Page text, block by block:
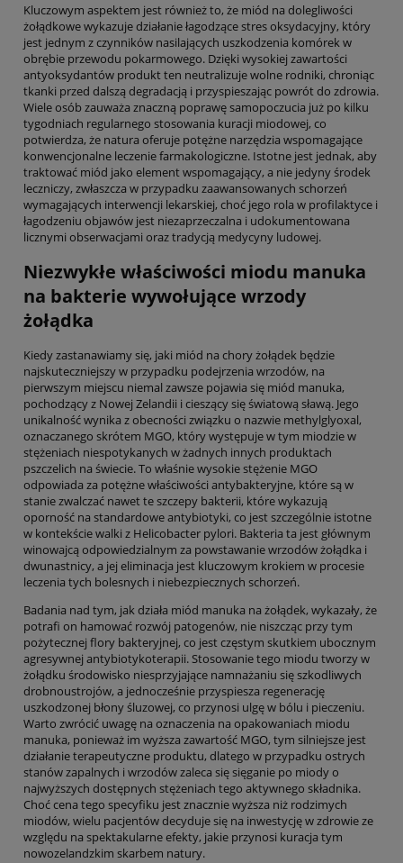
Kluczowym aspektem jest również to, że miód na dolegliwości
żołądkowe wykazuje działanie łagodzące stres oksydacyjny, który
jest jednym z czynników nasilających uszkodzenia komórek w
obrębie przewodu pokarmowego. Dzięki wysokiej zawartości
antyoksydantów produkt ten neutralizuje wolne rodniki, chroniąc
tkanki przed dalszą degradacją i przyspieszając powrót do zdrowia.
Wiele osób zauważa znaczną poprawę samopoczucia już po kilku
tygodniach regularnego stosowania kuracji miodowej, co
potwierdza, że natura oferuje potężne narzędzia wspomagające
konwencjonalne leczenie farmakologiczne. Istotne jest jednak, aby
traktować miód jako element wspomagający, a nie jedyny środek
leczniczy, zwłaszcza w przypadku zaawansowanych schorzeń
wymagających interwencji lekarskiej, choć jego rola w profilaktyce i
łagodzeniu objawów jest niezaprzeczalna i udokumentowana
licznymi obserwacjami oraz tradycją medycyny ludowej.
Niezwykłe właściwości miodu manuka
na bakterie wywołujące wrzody
żołądka
Kiedy zastanawiamy się, jaki miód na chory żołądek będzie
najskuteczniejszy w przypadku podejrzenia wrzodów, na
pierwszym miejscu niemal zawsze pojawia się miód manuka,
pochodzący z Nowej Zelandii i cieszący się światową sławą. Jego
unikalność wynika z obecności związku o nazwie methylglyoxal,
oznaczanego skrótem MGO, który występuje w tym miodzie w
stężeniach niespotykanych w żadnych innych produktach
pszczelich na świecie. To właśnie wysokie stężenie MGO
odpowiada za potężne właściwości antybakteryjne, które są w
stanie zwalczać nawet te szczepy bakterii, które wykazują
oporność na standardowe antybiotyki, co jest szczególnie istotne
w kontekście walki z Helicobacter pylori. Bakteria ta jest głównym
winowajcą odpowiedzialnym za powstawanie wrzodów żołądka i
dwunastnicy, a jej eliminacja jest kluczowym krokiem w procesie
leczenia tych bolesnych i niebezpiecznych schorzeń.
Badania nad tym, jak działa miód manuka na żołądek, wykazały, że
potrafi on hamować rozwój patogenów, nie niszcząc przy tym
pożytecznej flory bakteryjnej, co jest częstym skutkiem ubocznym
agresywnej antybiotykoterapii. Stosowanie tego miodu tworzy w
żołądku środowisko niesprzyjające namnażaniu się szkodliwych
drobnoustrojów, a jednocześnie przyspiesza regenerację
uszkodzonej błony śluzowej, co przynosi ulgę w bólu i pieczeniu.
Warto zwrócić uwagę na oznaczenia na opakowaniach miodu
manuka, ponieważ im wyższa zawartość MGO, tym silniejsze jest
działanie terapeutyczne produktu, dlatego w przypadku ostrych
stanów zapalnych i wrzodów zaleca się sięganie po miody o
najwyższych dostępnych stężeniach tego aktywnego składnika.
Choć cena tego specyfiku jest znacznie wyższa niż rodzimych
miodów, wielu pacjentów decyduje się na inwestycję w zdrowie ze
względu na spektakularne efekty, jakie przynosi kuracja tym
nowozelandzkim skarbem natury.